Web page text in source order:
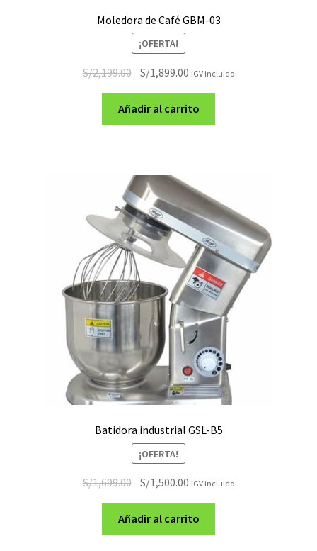
Moledora de Café GBM-03
¡OFERTA!
S/2,199.00 El
precio
original
era:
S/1,899.00 El
precio
actual
es:
IGV incluido
Añadir al carrito
Batidora industrial GSL-B5
¡OFERTA!
S/1,699.00 El
precio
original
era:
S/1,500.00 El
precio
actual
es:
IGV incluido
Añadir al carrito